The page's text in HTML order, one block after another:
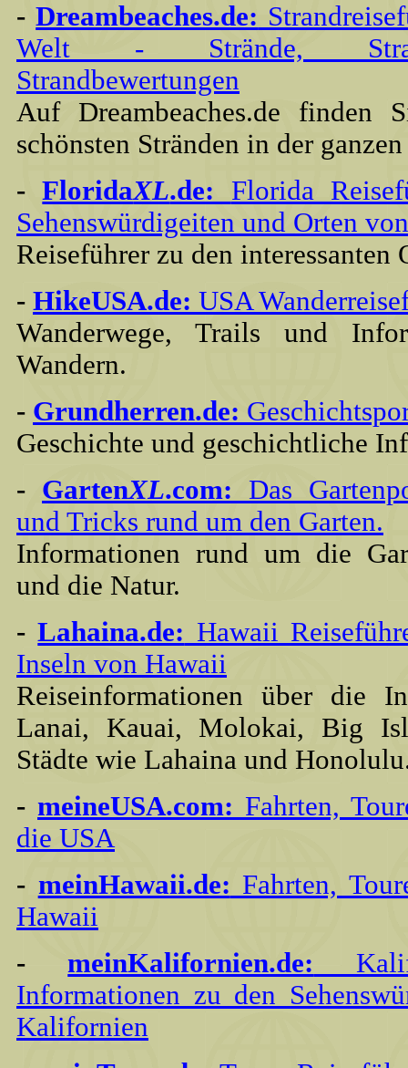
-Dreambeaches.de:
Welt - Strände,
Strandbewertungen
Auf Dreambeaches.de finden
schönsten Stränden in der
-FloridaXL.de: Florida
Sehenswürdigeiten und Orten
Reiseführer zu den
- HikeUSA.de: USA
Wanderwege, Trails und
Wandern.
- Grundherren.de:
Geschichte und geschichtliche
- GartenXL.com: Das
und Tricks rund um den Garten.
Informationen rund um die
und die Natur.
-Lahaina.de: Hawaii
Inseln von Hawaii
Reiseinformationen über die
Lanai, Kauai, Molokai, Big
Städte wie Lahaina und
- meineUSA.com: Fahrten,
die USA
- meinHawaii.de: Fahrten,
Hawaii
-meinKalifornien.de:
Informationen zu den
Kalifornien